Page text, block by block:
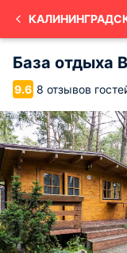
База отдыха
9.6 8 отзывов